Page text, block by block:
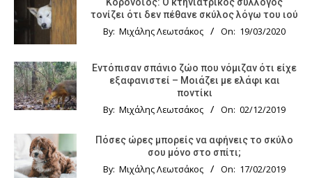
τονίζει ότι δεν πέθανε σκύλος λόγω του ιού
By: Μιχάλης Λεωτσάκος On: 19/03/2020
Εντόπισαν σπάνιο ζώο που νόμιζαν ότι είχε
εξαφανιστεί – Μοιάζει με ελάφι και
ποντίκι
By: Μιχάλης Λεωτσάκος On: 02/12/2019
Πόσες ώρες μπορείς να αφήνεις το σκύλο
σου μόνο στο σπίτι;
By: Μιχάλης Λεωτσάκος On: 17/02/2019